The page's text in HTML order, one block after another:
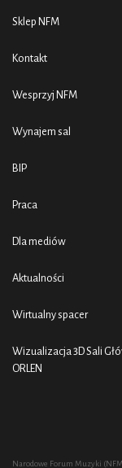
Sklep NFM
Kontakt
Wesprzyj NFM
Wynajem sal
BIP
Praca
Dla mediów
Aktualności
Wirtualny spacer
Wizualizacja 3D Sali
ORLEN
Narodowe Forum Muzyki